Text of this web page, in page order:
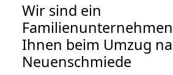
Wir sind ein
Ihnen beim Umzug
Neuenschmiede